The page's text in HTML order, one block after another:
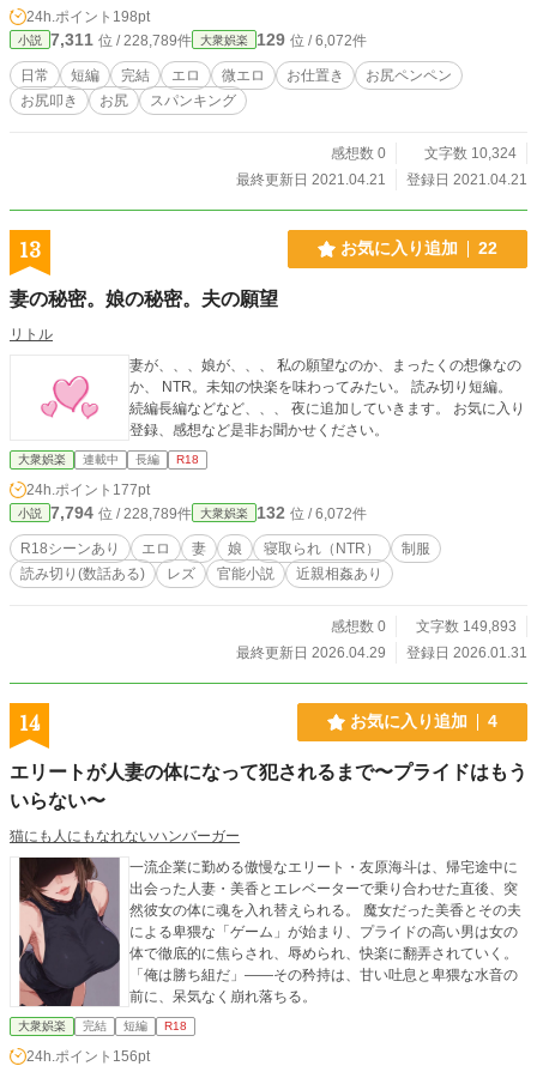
24h.ポイント 198pt
小説 7,311 位 / 228,789件 大衆娯楽 129 位 / 6,072件
日常 短編 完結 エロ 微エロ お仕置き
お尻ペンペン
お尻叩き
お尻 スパンキング
感想数 0
文字数 10,324
最終更新日 2021.04.21
登録日 2021.04.21
13 お気に入り追加 22
妻の秘密。娘の秘密。夫の願望
リトル
妻が、、、娘が、、、 私の願望なのか、まったくの想像なの
か、 NTR。未知の快楽を味わってみたい。 読み切り短編。
続編長編などなど、、、 夜に追加していきます。 お気に入り
登録、感想など是非お聞かせください。
大衆娯楽 連載中 長編 R18
24h.ポイント 177pt
小説 7,794 位 / 228,789件 大衆娯楽 132 位 / 6,072件
R18シーンあり エロ 妻 娘 寝取られ（NTR）
制服
読み切り(数話ある)
レズ 官能小説 近親相姦あり
感想数 0
文字数 149,893
最終更新日 2026.04.29
登録日 2026.01.31
14 お気に入り追加 4
エリートが人妻の体になって犯されるまで〜プライドはもう
いらない〜
猫にも人にもなれないハンバーガー
一流企業に勤める傲慢なエリート・友原海斗は、帰宅途中に
出会った人妻・美香とエレベーターで乗り合わせた直後、突
然彼女の体に魂を入れ替えられる。 魔女だった美香とその夫
による卑猥な「ゲーム」が始まり、プライドの高い男は女の
体で徹底的に焦らされ、辱められ、快楽に翻弄されていく。
「俺は勝ち組だ」——その矜持は、甘い吐息と卑猥な水音の
前に、呆気なく崩れ落ちる。
大衆娯楽 完結 短編 R18
24h.ポイント 156pt